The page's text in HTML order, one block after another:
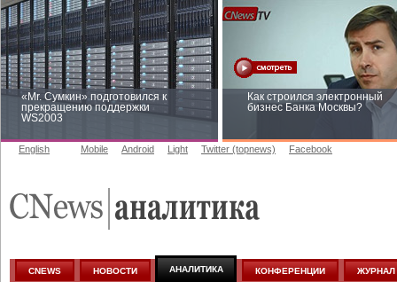
«Mr. Сумкин» подготовился к
прекращению поддержки
WS2003
Как строился электронный
бизнес Банка Москвы?
аналитике
English Mobile Android Light Twitter (topnews) Facebook
CNEWS НОВОСТИ АНАЛИТИКА КОНФЕРЕНЦИИ ЖУРНАЛ